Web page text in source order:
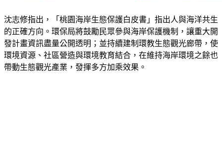
沈志修指出，「桃園海岸生態保護白皮書」指出人與海洋共生
的正確方向。環保局將鼓勵民眾參與海岸保護機制，讓重大開
發計畫資訊盡量公開透明；並持續建制環教生態觀光廊帶，使
環境資源、社區營造與環境教育結合，在維持海岸環境之餘也